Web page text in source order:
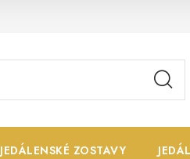
JEDÁLENSKÉ ZOSTAVY